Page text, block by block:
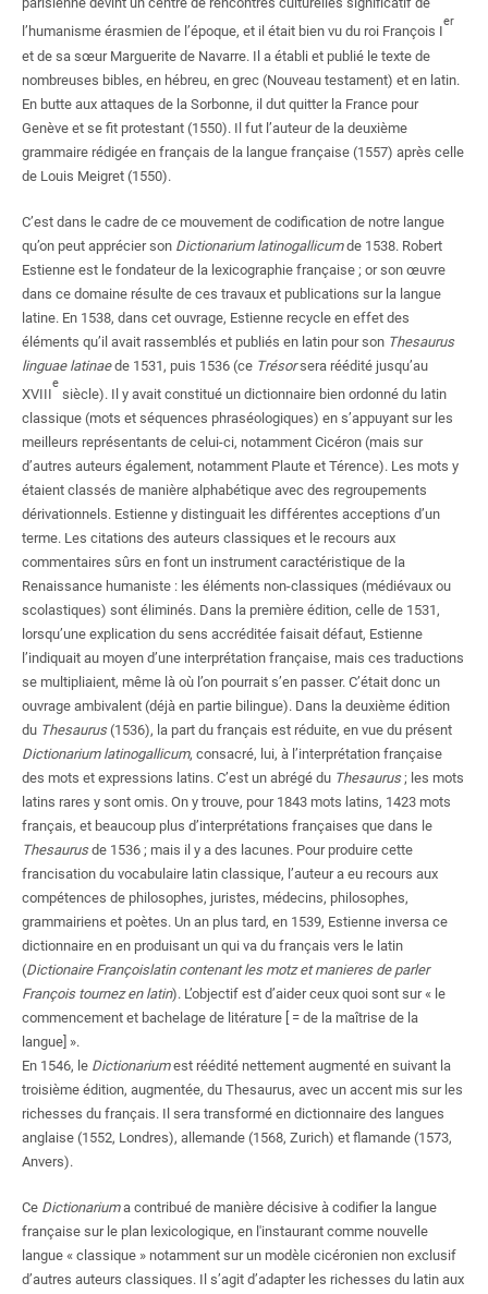
l’humanisme érasmien de l’époque, et il était bien vu du roi François I
er
et de sa sœur Marguerite de Navarre. Il a établi et publié le texte de
nombreuses bibles, en hébreu, en grec (Nouveau testament) et en latin.
En butte aux attaques de la Sorbonne, il dut quitter la France pour
Genève et se fit protestant (1550). Il fut l’auteur de la deuxième
grammaire rédigée en français de la langue française (1557) après celle
de Louis Meigret (1550).
C’est dans le cadre de ce mouvement de codification de notre langue
qu’on peut apprécier son Dictionarium latinogallicumde 1538. Robert
Estienne est le fondateur de la lexicographie française ; or son œuvre
dans ce domaine résulte de ces travaux et publications sur la langue
latine. En 1538, dans cet ouvrage, Estienne recycle en effet des
éléments qu’il avait rassemblés et publiés en latin pour son Thesaurus
linguae latinaede 1531, puis 1536 (ce Trésorsera réédité jusqu’au
XVIII
e
siècle). Il y avait constitué un dictionnaire bien ordonné du latin
classique (mots et séquences phraséologiques) en s’appuyant sur les
meilleurs représentants de celui-ci, notamment Cicéron (mais sur
d’autres auteurs également, notamment Plaute et Térence). Les mots y
étaient classés de manière alphabétique avec des regroupements
dérivationnels. Estienne y distinguait les différentes acceptions d’un
terme. Les citations des auteurs classiques et le recours aux
commentaires sûrs en font un instrument caractéristique de la
Renaissance humaniste : les éléments non-classiques (médiévaux ou
scolastiques) sont éliminés. Dans la première édition, celle de 1531,
lorsqu’une explication du sens accréditée faisait défaut, Estienne
l’indiquait au moyen d’une interprétation française, mais ces traductions
se multipliaient, même là où l’on pourrait s’en passer. C’était donc un
ouvrage ambivalent (déjà en partie bilingue). Dans la deuxième édition
du Thesaurus(1536), la part du français est réduite, en vue du présent
Dictionarium latinogallicum, consacré, lui, à l’interprétation française
des mots et expressions latins. C’est un abrégé du Thesaurus; les mots
latins rares y sont omis. On y trouve, pour 1843 mots latins, 1423 mots
français, et beaucoup plus d’interprétations françaises que dans le
Thesaurusde 1536 ; mais il y a des lacunes. Pour produire cette
francisation du vocabulaire latin classique, l’auteur a eu recours aux
compétences de philosophes, juristes, médecins, philosophes,
grammairiens et poètes. Un an plus tard, en 1539, Estienne inversa ce
dictionnaire en en produisant un qui va du français vers le latin
(Dictionaire Françoislatin contenant les motz et manieres de parler
François tournez en latin). L’objectif est d’aider ceux quoi sont sur « le
commencement et bachelage de litérature [
= de la maîtrise de la
langue] ».
En 1546, le Dictionariumest réédité nettement augmenté en suivant la
troisième édition, augmentée, du Thesaurus, avec un accent mis sur les
richesses du français. Il sera transformé en dictionnaire des langues
anglaise (1552, Londres), allemande (1568, Zurich) et flamande (1573,
Anvers).
Ce Dictionariuma contribué de manière décisive à codifier la langue
française sur le plan lexicologique, en l'instaurant comme nouvelle
langue « classique » notamment sur un modèle cicéronien non exclusif
d’autres auteurs classiques. Il s’agit d’adapter les richesses du latin aux